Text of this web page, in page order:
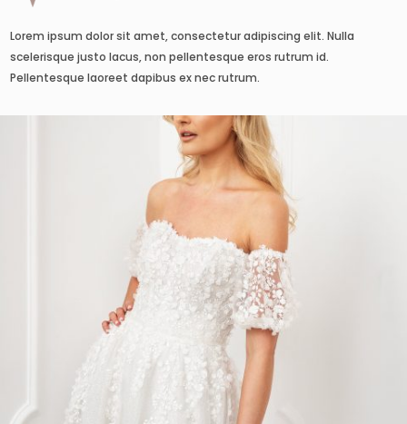
Lorem ipsum dolor sit amet, consectetur adipiscing elit. Nulla
scelerisque justo lacus, non pellentesque eros rutrum id.
Pellentesque laoreet dapibus ex nec rutrum.